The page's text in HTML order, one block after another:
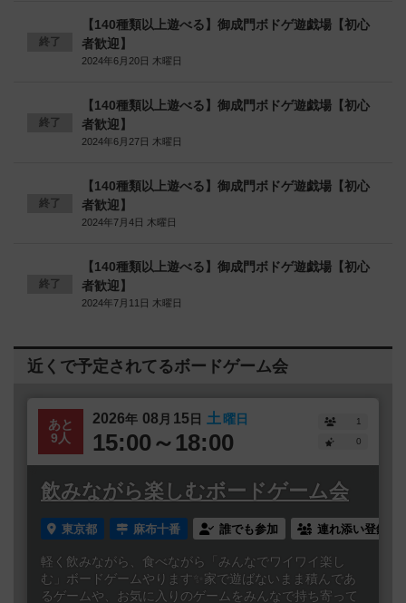
終了
【140種類以上遊べる】御成門ボドゲ遊戯場【初心
者歓迎】
2024年6月20日 木曜日
終了
【140種類以上遊べる】御成門ボドゲ遊戯場【初心
者歓迎】
2024年6月27日 木曜日
終了
【140種類以上遊べる】御成門ボドゲ遊戯場【初心
者歓迎】
2024年7月4日 木曜日
終了
【140種類以上遊べる】御成門ボドゲ遊戯場【初心
者歓迎】
2024年7月11日 木曜日
近くで予定されてるボードゲーム会
あと
9人
2026年 08 月 15日 土曜日
15:00～18:00
1
0
飲みながら楽しむボードゲーム会
東京都 麻布十番 誰でも参加 連れ添い登録
軽く飲みながら、食べながら「みんなでワイワイ楽し
む」ボードゲームやります✨家で遊ばないまま積んであ
るゲームや、お気に入りのゲームをみんなで持ち寄って